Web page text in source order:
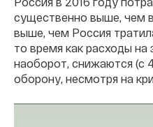
существенно выше, чем
выше, чем Россия
то время как расходы на
наоборот, снижаются (с
оборону, несмотря на